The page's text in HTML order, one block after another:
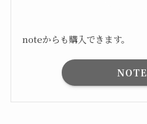
noteからも購入できます。
NOTE